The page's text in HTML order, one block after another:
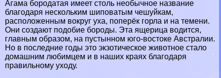
Агама бородатая имеет столь необычное название
благодаря нескольким шиповатым чешуйкам,
расположенным вокруг уха, поперёк горла и на темени.
Они создают подобие бороды. Эта ящерица водится,
главным образом, на пустынном юго-востоке Австралии.
Но в последние годы это экзотическое животное стало
домашним любимцем и в наших краях благодаря
правильному уходу.